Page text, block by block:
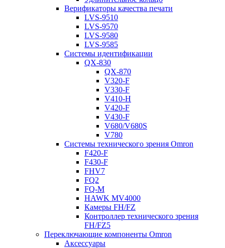
Верификаторы качества печати
LVS-9510
LVS-9570
LVS-9580
LVS-9585
Системы идентификации
QX-830
QX-870
V320-F
V330-F
V410-H
V420-F
V430-F
V680/V680S
V780
Системы технического зрения Omron
F420-F
F430-F
FHV7
FQ2
FQ-M
HAWK MV4000
Камеры FH/FZ
Контроллер технического зрения
FH/FZ5
Переключающие компоненты Omron
Аксессуары